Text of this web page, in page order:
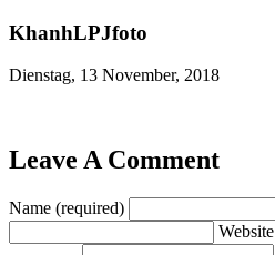
KhanhLPJfoto
Dienstag, 13 November, 2018
Leave A Comment
Name (required)
Website